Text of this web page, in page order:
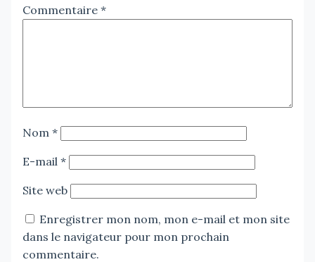
Commentaire *
Nom *
E-mail *
Site web
Enregistrer mon nom, mon e-mail et mon site
dans le navigateur pour mon prochain
commentaire.